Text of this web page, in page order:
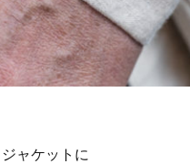
ャケットに